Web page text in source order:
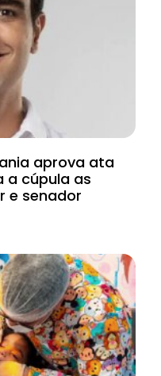
aprova ata
a cúpula as
e senador